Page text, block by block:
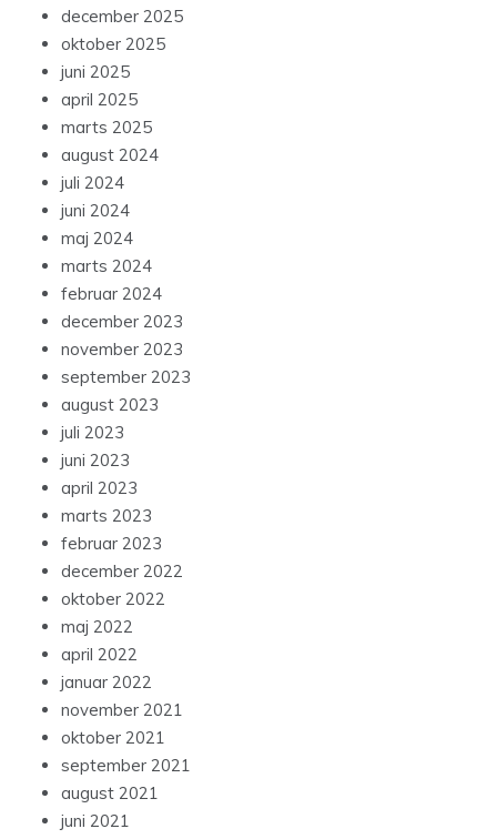
december 2025
oktober 2025
juni 2025
april 2025
marts 2025
august 2024
juli 2024
juni 2024
maj 2024
marts 2024
februar 2024
december 2023
november 2023
september 2023
august 2023
juli 2023
juni 2023
april 2023
marts 2023
februar 2023
december 2022
oktober 2022
maj 2022
april 2022
januar 2022
november 2021
oktober 2021
september 2021
august 2021
juni 2021